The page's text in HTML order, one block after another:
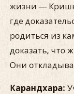
жизни —
где
родиться из
доказать, что
Они
Карандхара: